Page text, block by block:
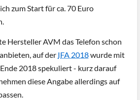
zum Start für ca. 70 Euro
Hersteller AVM das Telefon schon
auf der IFA 2018wurde mit
2018 spekuliert - kurz darauf
diese Angabe allerdings auf